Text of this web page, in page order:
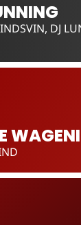
DJ